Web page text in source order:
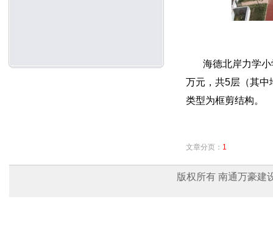
海德北岸力学小
万元，共5层（其中
类型为框剪结构。
文章分页： 1
版权所有 南通万豪